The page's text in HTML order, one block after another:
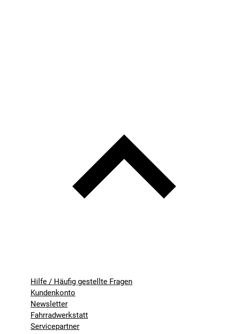
Hilfe / Häufig gestellte Fragen
Kundenkonto
Newsletter
Fahrradwerkstatt
Servicepartner